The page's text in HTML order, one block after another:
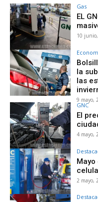
Gas
EL
10
la
las
9 mayo,
GNC
El
4 mayo,
Mayo
2 mayo,